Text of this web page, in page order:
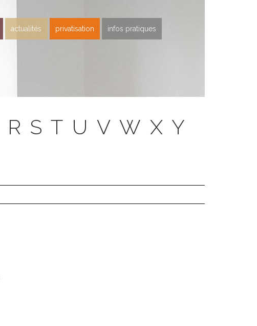
actualités privatisation infos pratiques
R S T U V W X Y